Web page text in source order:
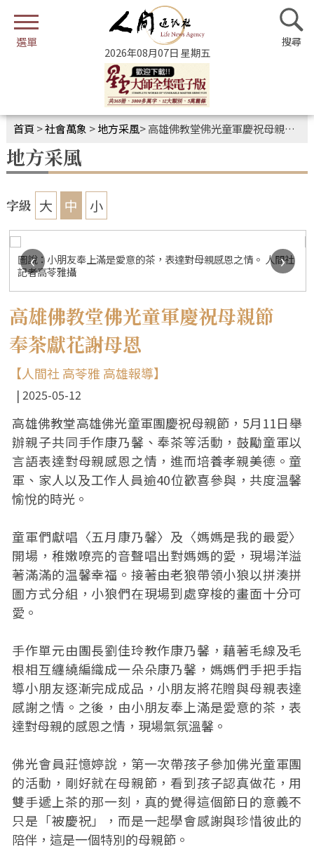
2026年08月07日 星期五
首頁 >社會萬象 >地方采風>高雄佛教堂佛光童軍慶祝母親節 奉茶獻花謝母恩
地方采風
字級 大 中 小
圖說：小朋友奉上滿是愛意的茶，表達對母親感恩之情。 人間社
記者高苓雅攝
‹ ›
高雄佛教堂佛光童軍慶祝母親節
奉茶獻花謝母恩
【人間社 高苓雅 高雄報導】
2025-05-12
高雄佛教堂高雄佛光童軍團慶祝母親節，5月11日舉
辦親子共同手作康乃馨、奉茶等活動，鼓勵童軍以
言語表達對母親感恩之情，進而培養孝親美德。童
軍、家人以及工作人員逾40位歡喜參與，共度温馨
愉悅的時光。
童軍們獻唱〈五月康乃馨〉及〈媽媽是我的最愛〉
開場，稚嫩嘹亮的音聲唱出對媽媽的愛，現場洋溢
著滿滿的温馨幸福。接著由老狼帶領小狼以拼湊拼
圖方式分組，小狼們在現場到處穿梭的畫面十分可
愛。
手作單元由團長劉佳玲教作康乃馨，藉著毛線及毛
根相互纏繞編織成一朵朵康乃馨，媽媽們手把手指
導小朋友逐漸完成成品，小朋友將花贈與母親表達
感謝之情。之後，由小朋友奉上滿是愛意的茶，表
達對母親的感恩之情，現場氣氛溫馨。
佛光會員莊憶婷說，第一次帶孩子參加佛光童軍團
的活動，剛好就在母親節，看到孩子認真做花，用
雙手遞上茶的那一刻，真的覺得這個節日的意義不
只是「被慶祝」，而是一起學會感謝與珍惜彼此的
陪伴，這是一個特別的母親節。